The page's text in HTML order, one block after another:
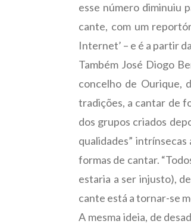
esse número diminuiu
cante, com um
Internet’ – e é a partir
Também José Diogo
concelho de Ourique,
tradições, a cantar de
dos grupos criados
qualidades”
formas de cantar.
estaria a ser injusto),
cante está a tornar-se
A mesma ideia, de